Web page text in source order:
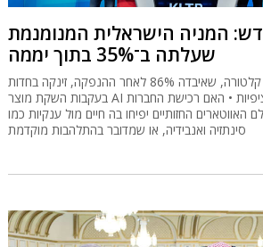
המניה הישראלית המנומנמת
שעלתה ב־35% בתוך יממה
חברת הווידאו הוותיקה, קלטורה, שאיבדה 86% לאחר ההנפקה, זינקה בחדות
בעקבות השקת מוצר AI ודוחות שעקפו את הציפיות • האם רכישת החברות
האווטארים החזותיים יפיחו בה חיים מול ענקיות כמו
סינתזיה ואנבידיה, או שמדובר בהתלהבות מוקדמת